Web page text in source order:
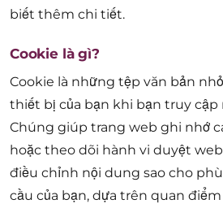
biết thêm chi tiết.
Cookie là gì?
Cookie là những tệp văn bản
thiết bị của bạn khi bạn truy
Chúng giúp trang web ghi nhớ
hoặc theo dõi hành vi duyệt
điều chỉnh nội dung sao cho
cầu của bạn, dựa trên quan